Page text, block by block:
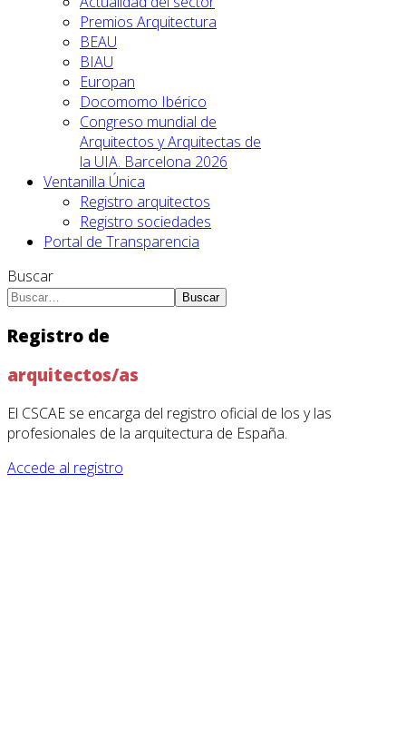
Premios Arquitectura
BEAU
BIAU
Europan
Docomomo Ibérico
Congreso mundial de
Arquitectos y Arquitectas de
la UIA. Barcelona 2026
Ventanilla Única
Registro arquitectos
Registro sociedades
Portal de Transparencia
Buscar
Buscar
Registro de
arquitectos/as
El CSCAE se encarga del registro oficial de los y las
profesionales de la arquitectura de España.
Accede al registro